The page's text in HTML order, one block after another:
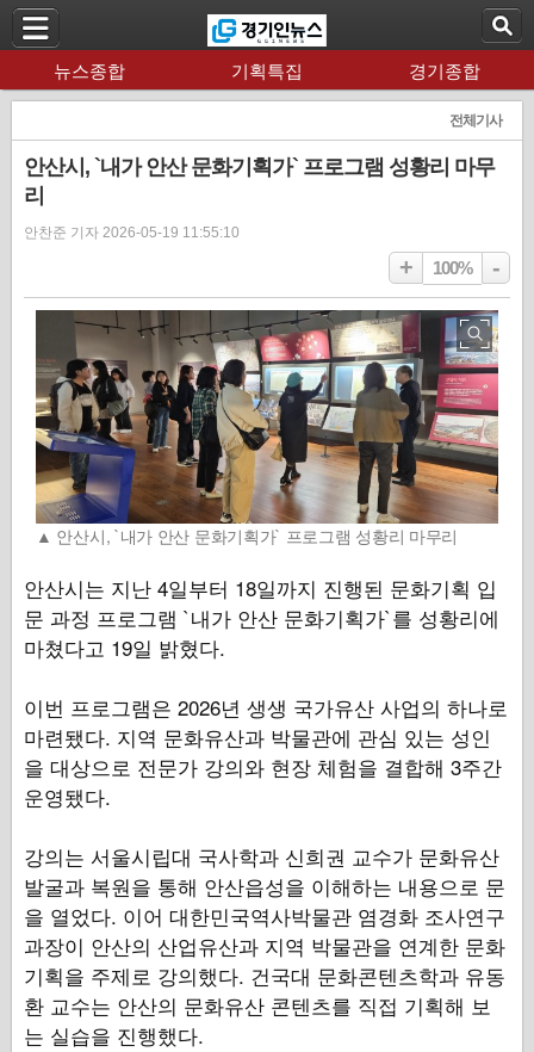
전체기사
안산시, `내가 안산 문화기획가` 프로그램 성황리 마무
리
안찬준 기자 2026-05-19 11:55:10
+ 100% -
안산시, `내가 안산 문화기획가` 프로그램 성황리 마무리
안산시는 지난 4일부터 18일까지 진행된 문화기획 입
문 과정 프로그램 `내가 안산 문화기획가`를 성황리에
마쳤다고 19일 밝혔다.
이번 프로그램은 2026년 생생 국가유산 사업의 하나로
마련됐다. 지역 문화유산과 박물관에 관심 있는 성인
을 대상으로 전문가 강의와 현장 체험을 결합해 3주간
운영됐다.
강의는 서울시립대 국사학과 신희권 교수가 문화유산
발굴과 복원을 통해 안산읍성을 이해하는 내용으로 문
을 열었다. 이어 대한민국역사박물관 염경화 조사연구
과장이 안산의 산업유산과 지역 박물관을 연계한 문화
기획을 주제로 강의했다. 건국대 문화콘텐츠학과 유동
환 교수는 안산의 문화유산 콘텐츠를 직접 기획해 보
는 실습을 진행했다.
뉴스종합 기획특집 경기종합